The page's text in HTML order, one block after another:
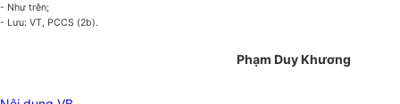
- Như trên;
- Lưu: VT, PCCS (2b).
Phạm Duy Khương